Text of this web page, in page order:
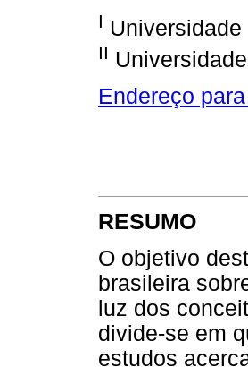
I
II
Endereço
RESUMO
O objetivo
brasileira
luz dos
divide-se em
estudos